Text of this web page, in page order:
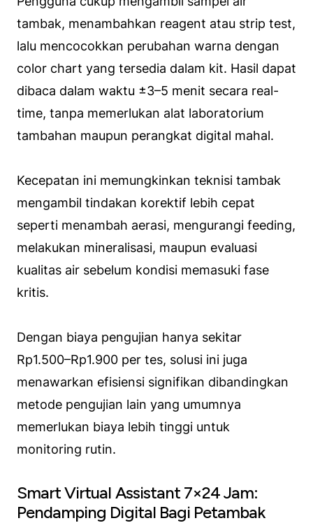
tambak, menambahkan reagent atau strip test,
lalu mencocokkan perubahan warna dengan
color chart yang tersedia dalam kit. Hasil dapat
dibaca dalam waktu ±3–5 menit secara real-
time, tanpa memerlukan alat laboratorium
tambahan maupun perangkat digital mahal.
Kecepatan ini memungkinkan teknisi tambak
mengambil tindakan korektif lebih cepat
seperti menambah aerasi, mengurangi feeding,
melakukan mineralisasi, maupun evaluasi
kualitas air sebelum kondisi memasuki fase
kritis.
Dengan biaya pengujian hanya sekitar
Rp1.500–Rp1.900 per tes, solusi ini juga
menawarkan efisiensi signifikan dibandingkan
metode pengujian lain yang umumnya
memerlukan biaya lebih tinggi untuk
monitoring rutin.
Smart Virtual Assistant 7×24 Jam:
Pendamping Digital Bagi Petambak